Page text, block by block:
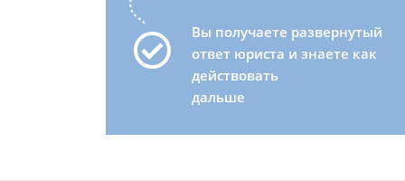
Вы получаете развернутый
ответ юриста и знаете как
действовать
дальше